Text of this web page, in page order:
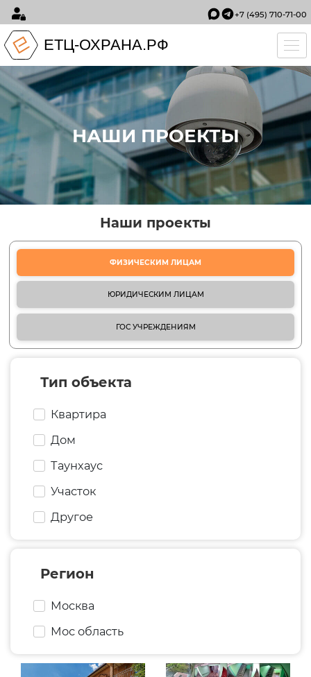
+7 (495) 710-71-00
ЕТЦ-ОХРАНА.РФ
НАШИ ПРОЕКТЫ
Наши проекты
ФИЗИЧЕСКИМ ЛИЦАМ
ЮРИДИЧЕСКИМ ЛИЦАМ
ГОС УЧРЕЖДЕНИЯМ
Тип объекта
Квартира
Дом
Таунхаус
Участок
Другое
Регион
Москва
Мос область